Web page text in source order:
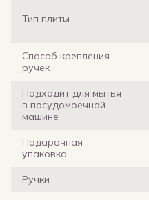
Тип плиты
Способ крепления
ручек
Подходит для мытья
в посудомоечной
машине
Подарочная
упаковка
Ручки